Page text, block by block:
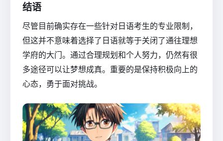
结语
尽管目前确实存在一些针对日语考生的专业限制，
但这并不意味着选择了日语就等于关闭了通往理想
学府的大门。通过合理规划和个人努力，仍然有很
多途径可以让梦想成真。重要的是保持积极向上的
心态，勇于面对挑战。